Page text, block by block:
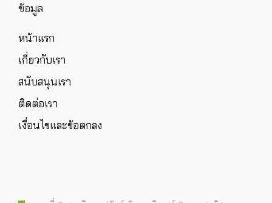
ข้อมูล
หน้าแรก
เกี่ยวกับเรา
สนับสนุนเรา
ติดต่อเรา
เงื่อนไขและข้อตกลง